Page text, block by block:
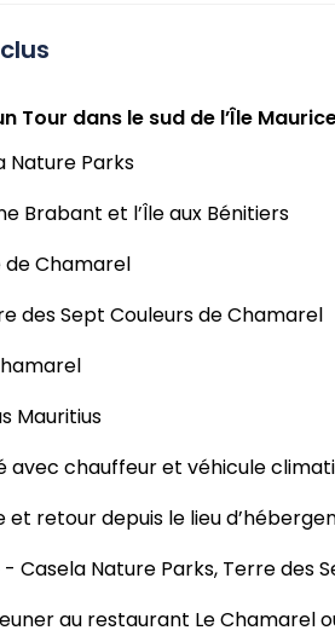
Tour dans le sud de l’Île
Nature Parks
Brabant et l’Île aux Bénitiers
de Chamarel
des Sept Couleurs de Chamarel
Mauritius
avec chauffeur et véhicule
et retour depuis le lieu
Casela Nature Parks, Terre des
au restaurant Le Chamarel